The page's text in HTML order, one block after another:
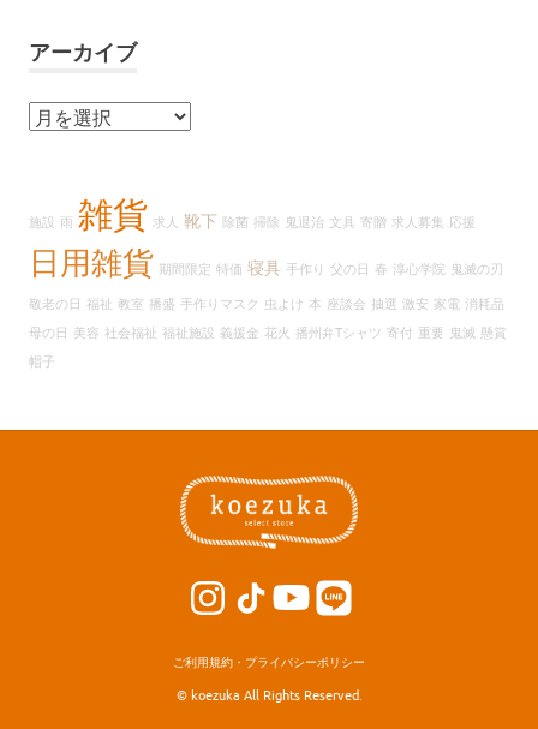
アーカイブ
ア
ブ
施設 雨 雑貨 求人 靴下 除菌 掃除 鬼退治 文具 寄贈 求人募集 応援
日用雑貨 期間限定 特価 寝具 手作り 父の日 春 淳心学院 鬼滅の刃
敬老の日 福祉 教室 播盛 手作りマスク 虫よけ 本 座談会 抽選 激安 家電 消耗品
母の日 美容 社会福祉 福祉施設 義援金 花火 播州弁Tシャツ 寄付 重要 鬼滅 懸賞
帽子
ご利用規約・プライバシーポリシー
© koezuka All Rights Reserved.